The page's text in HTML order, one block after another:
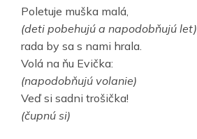
Poletuje muška malá,
(deti pobehujú a napodobňujú let)
rada by sa s nami hrala.
Volá na ňu Evička:
(napodobňujú volanie)
Veď si sadni trošička!
(čupnú si)